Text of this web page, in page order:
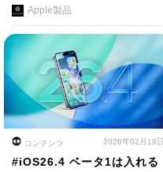
Apple製品
コンテンツ 2026年02月19日
#iOS26.4 ベータ1は入れる